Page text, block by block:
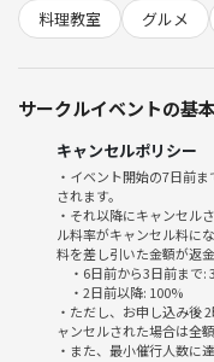
・トマトのブルスケッタ
・蒸し鶏
・あつあつポテトサラダ
・オクラのお浸し
※食材の仕入れ状況によ
「この組み合わせ、おいし
そんなお気に入りの味を
料理教室
グルメ
サークルイベントの基
キャンセルポリシー
・イベント開始の7日前
されます。
・それ以降にキャンセル
ル料率がキャンセル料に
料を差し引いた金額が返金
・6日前から3日前まで:
・2日前以降: 100%
・ただし、お申し込み後
ャンセルされた場合は全
・また、最小催行人数に